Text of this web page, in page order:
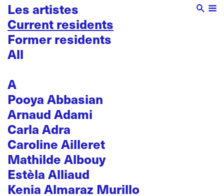
Les artistes
Current residents
Former residents
All
A
Pooya Abbasian
Arnaud Adami
Carla Adra
Caroline Ailleret
Mathilde Albouy
Estèla Alliaud
Kenia Almaraz Murillo